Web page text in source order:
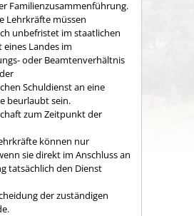
Familienzusammenführung.
Lehrkräfte müssen
unbefristet im staatlichen
eines Landes im
oder Beamtenverhältnis
Schuldienst an eine
beurlaubt sein.
zum Zeitpunkt der
können nur
sie direkt im Anschluss an
tatsächlich den Dienst
der zuständigen